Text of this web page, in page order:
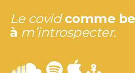
Le covidcomme
à m’introspecter.